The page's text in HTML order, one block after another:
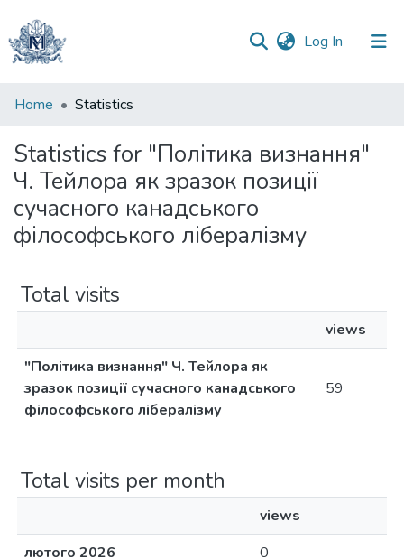
Log In (current)
Communities
Collections
All of DSpace
Home Statistics
Statistics for "Політика визнання"
Ч. Тейлора як зразок позиції
сучасного канадського
філософського лібералізму
Total visits
views
"Політика визнання" Ч. Тейлора як
зразок позиції сучасного канадського
філософського лібералізму
59
Total visits per month
views
лютого 2026
0